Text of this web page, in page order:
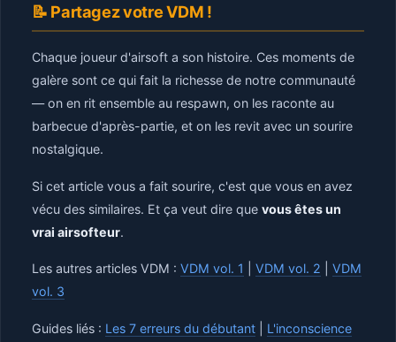
📝 Partagez votre VDM !
Chaque joueur d'airsoft a son histoire. Ces moments de
galère sont ce qui fait la richesse de notre communauté
— on en rit ensemble au respawn, on les raconte au
barbecue d'après-partie, et on les revit avec un sourire
nostalgique.
Si cet article vous a fait sourire, c'est que vous en avez
vécu des similaires. Et ça veut dire que vous êtes un
vrai airsofteur.
Les autres articles VDM : VDM vol. 1 VDM vol. 2
VDM
vol. 3
Guides liés : Les 7 erreurs du débutant
L'inconscience